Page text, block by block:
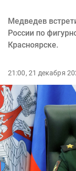
Медведев
России по
Красноярске.
21:00, 21 декабря